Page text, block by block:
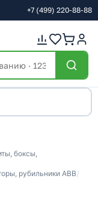
+7 (499) 220-88-88
боксы,
рубильники ABB/